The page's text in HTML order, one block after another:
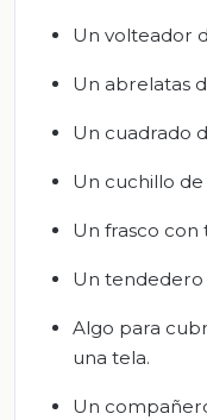
Un volteador
Un abrelatas
Un cuadrado
Un cuchillo
Un frasco con
Un tendedero
Algo para
una tela.
Un